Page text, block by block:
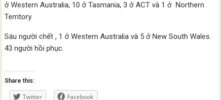
ở Western Australia, 10 ở Tasmania, 3 ở ACT và 1 ở Northern
Territory.
Sáu người chết , 1 ở Western Australia và 5 ở New South Wales.
43 người hồi phục.
Share this:
Twitter Facebook